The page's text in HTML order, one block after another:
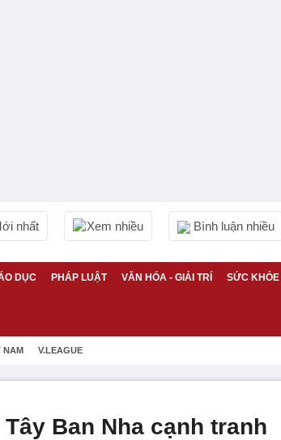
nhất Xem nhiều Bình luận nhiều
DỤC PHÁP LUẬT VĂN HÓA - GIẢI TRÍ SỨC KHỎE
NAM V.LEAGUE
Ban Nha cạnh tranh